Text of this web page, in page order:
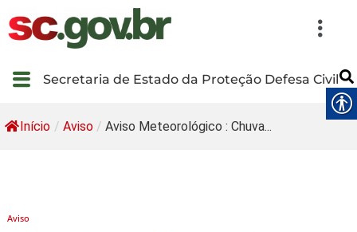
Secretaria de Estado da Proteção Defesa Civil
Início / Aviso / Aviso Meteorológico : Chuva...
Aviso